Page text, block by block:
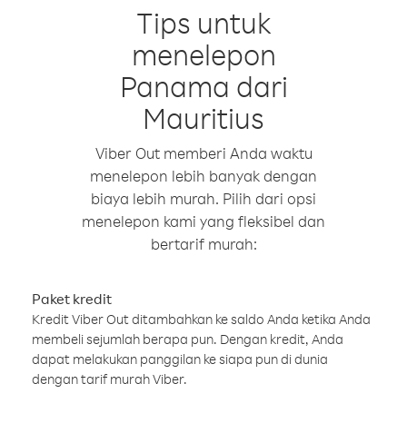
Tips untuk
menelepon
Panama dari
Mauritius
Viber Out memberi Anda waktu
menelepon lebih banyak dengan
biaya lebih murah. Pilih dari opsi
menelepon kami yang fleksibel dan
bertarif murah:
Paket kredit
Kredit Viber Out ditambahkan ke saldo Anda ketika Anda
membeli sejumlah berapa pun. Dengan kredit, Anda
dapat melakukan panggilan ke siapa pun di dunia
dengan tarif murah Viber.